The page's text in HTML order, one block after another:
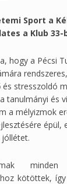
Sport a
a Klub 33-
hogy a Pécsi
és stresszoldó
tanulmányi és
a mélyizmok
épül,
minden
kötöttek,